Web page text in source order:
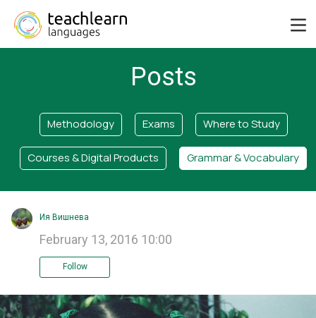
Posts
Methodology Exams Where to Study
Courses & Digital Products Grammar & Vocabulary
Ия Вишнева
February 13, 2016 10:00
Follow